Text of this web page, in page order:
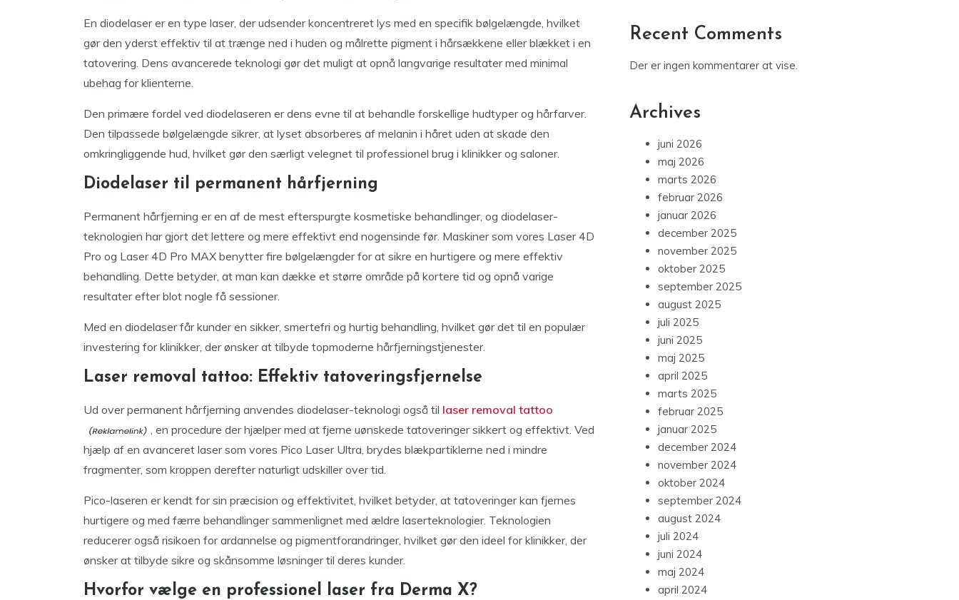
En diodelaser er en type laser, der udsender koncentreret lys med en specifik bølgelængde, hvilket
gør den yderst effektiv til at trænge ned i huden og målrette pigment i hårsækkene eller blækket i en
tatovering. Dens avancerede teknologi gør det muligt at opnå langvarige resultater med minimal
ubehag for klienterne.
Den primære fordel ved diodelaseren er dens evne til at behandle forskellige hudtyper og hårfarver.
Den tilpassede bølgelængde sikrer, at lyset absorberes af melanin i håret uden at skade den
omkringliggende hud, hvilket gør den særligt velegnet til professionel brug i klinikker og saloner.
Diodelaser til permanent hårfjerning
Permanent hårfjerning er en af de mest efterspurgte kosmetiske behandlinger, og diodelaser-
teknologien har gjort det lettere og mere effektivt end nogensinde før. Maskiner som vores Laser 4D
Pro og Laser 4D Pro MAX benytter fire bølgelængder for at sikre en hurtigere og mere effektiv
behandling. Dette betyder, at man kan dække et større område på kortere tid og opnå varige
resultater efter blot nogle få sessioner.
Med en diodelaser får kunder en sikker, smertefri og hurtig behandling, hvilket gør det til en populær
investering for klinikker, der ønsker at tilbyde topmoderne hårfjerningstjenester.
Laser removal tattoo: Effektiv tatoveringsfjernelse
Ud over permanent hårfjerning anvendes diodelaser-teknologi også til laser removal tattoo
, en procedure der hjælper med at fjerne uønskede tatoveringer sikkert og effektivt. Ved
hjælp af en avanceret laser som vores Pico Laser Ultra, brydes blækpartiklerne ned i mindre
fragmenter, som kroppen derefter naturligt udskiller over tid.
Pico-laseren er kendt for sin præcision og effektivitet, hvilket betyder, at tatoveringer kan fjernes
hurtigere og med færre behandlinger sammenlignet med ældre laserteknologier. Teknologien
reducerer også risikoen for ardannelse og pigmentforandringer, hvilket gør den ideel for klinikker, der
ønsker at tilbyde sikre og skånsomme løsninger til deres kunder.
Hvorfor vælge en professionel laser fra Derma X?
Recent Comments
Der er ingen kommentarer at vise.
Archives
juni 2026
maj 2026
marts 2026
februar 2026
januar 2026
december 2025
november 2025
oktober 2025
september 2025
august 2025
juli 2025
juni 2025
maj 2025
april 2025
marts 2025
februar 2025
januar 2025
december 2024
november 2024
oktober 2024
september 2024
august 2024
juli 2024
juni 2024
maj 2024
april 2024